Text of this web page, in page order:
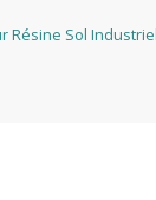
Résine Sol Industriel